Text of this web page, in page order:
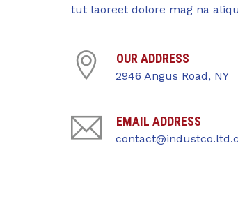
tut laoreet dolore mag na
OUR ADDRESS
2946 Angus Road, NY
EMAIL ADDRESS